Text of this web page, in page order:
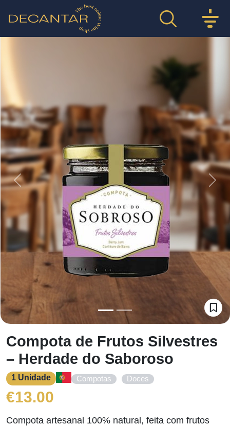
Previous
Compota de Frutos Silvestres
– Herdade do Saboroso
1 Unidade Compotas Doces
€13.00
Compota artesanal 100% natural, feita com frutos